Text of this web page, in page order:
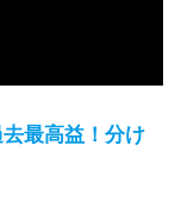
最高益！分け